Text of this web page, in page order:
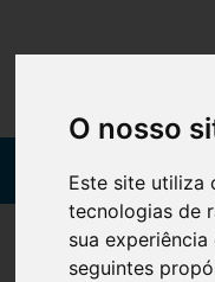
O nosso
Este site utiliza
tecnologias de
sua
seguintes
REGISTO DE